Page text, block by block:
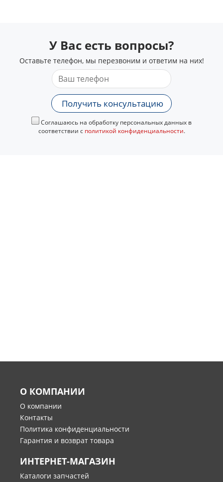
У Вас есть вопросы?
Оставьте телефон, мы перезвоним и ответим на них!
Получить консультацию
Соглашаюсь на обработку персональных данных в
соответствии с политикой конфиденциальности.
О КОМПАНИИ
О компании
Контакты
Политика конфиденциальности
Гарантия и возврат товара
ИНТЕРНЕТ-МАГАЗИН
Каталоги запчастей